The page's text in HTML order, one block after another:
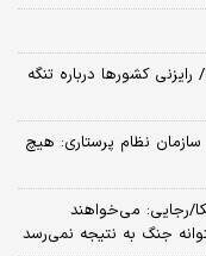
کشورها درباره تنگه
نظام پرستاری: هیچ
رجایی: می‌خواهند
جنگ به نتیجه نمی‌رسد